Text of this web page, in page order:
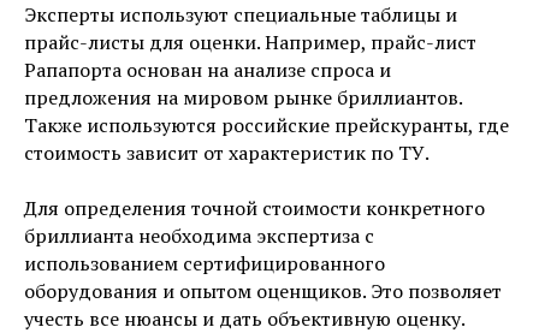
Эксперты используют специальные таблицы и
прайс-листы для оценки. Например, прайс-лист
Рапапорта основан на анализе спроса и
предложения на мировом рынке бриллиантов.
Также используются российские прейскуранты, где
стоимость зависит от характеристик по ТУ.
Для определения точной стоимости конкретного
бриллианта необходима экспертиза с
использованием сертифицированного
оборудования и опытом оценщиков. Это позволяет
учесть все нюансы и дать объективную оценку.